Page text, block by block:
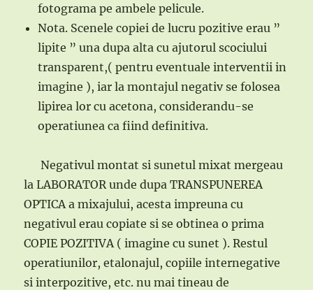
fotograma pe ambele pelicule.
Nota. Scenele copiei de lucru pozitive erau ”
lipite ” una dupa alta cu ajutorul scociului
transparent,( pentru eventuale interventii in
imagine ), iar la montajul negativ se folosea
lipirea lor cu acetona, considerandu-se
operatiunea ca fiind definitiva.
Negativul montat si sunetul mixat mergeau
la LABORATOR unde dupa TRANSPUNEREA
OPTICA a mixajului, acesta impreuna cu
negativul erau copiate si se obtinea o prima
COPIE POZITIVA ( imagine cu sunet ). Restul
operatiunilor, etalonajul, copiile internegative
si interpozitive, etc. nu mai tineau de